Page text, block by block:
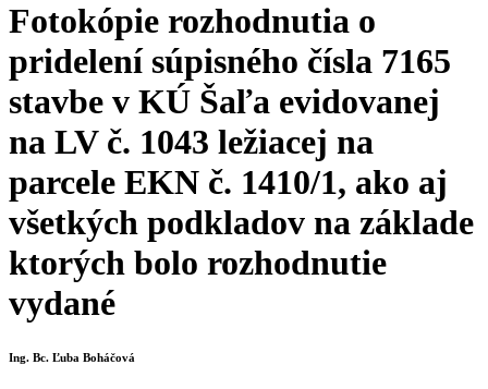
Fotokópie rozhodnutia o
pridelení súpisného čísla 7165
stavbe v KÚ Šaľa evidovanej
na LV č. 1043 ležiacej na
parcele EKN č. 1410/1, ako aj
všetkých podkladov na základe
ktorých bolo rozhodnutie
vydané
Ing. Bc. Ľuba Boháčová